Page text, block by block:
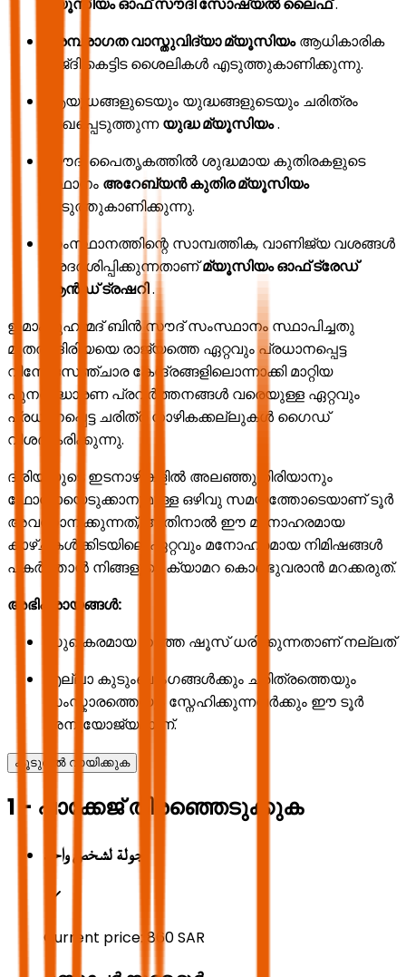
പരമ്പരാഗത വാസ്തുവിദ്യാ മ്യൂസിയംആധികാരിക
നജ്ദി കെട്ടിട ശൈലികൾ എടുത്തുകാണിക്കുന്നു.
ആയുധങ്ങളുടെയും യുദ്ധങ്ങളുടെയും ചരിത്രം
രേഖപ്പെടുത്തുന്നയുദ്ധ മ്യൂസിയം.
സൗദി പൈതൃകത്തിൽ ശുദ്ധമായ കുതിരകളുടെ
സ്ഥാനം അറേബ്യൻ കുതിര മ്യൂസിയം
എടുത്തുകാണിക്കുന്നു.
സംസ്ഥാനത്തിന്റെ സാമ്പത്തിക, വാണിജ്യ വശങ്ങൾ
പ്രദർശിപ്പിക്കുന്നതാണ്മ്യൂസിയം ഓഫ് ട്രേഡ്
ആൻഡ് ട്രഷറി.
ഇമാം മുഹമ്മദ് ബിൻ സൗദ് സംസ്ഥാനം സ്ഥാപിച്ചതു
മുതൽ ദിരിയയെ രാജ്യത്തെ ഏറ്റവും പ്രധാനപ്പെട്ട
വിനോദസഞ്ചാര കേന്ദ്രങ്ങളിലൊന്നാക്കി മാറ്റിയ
പുനരുദ്ധാരണ പ്രവർത്തനങ്ങൾ വരെയുള്ള ഏറ്റവും
പ്രധാനപ്പെട്ട ചരിത്ര നാഴികക്കല്ലുകൾ ഗൈഡ്
വിശദീകരിക്കുന്നു.
ദിരിയയുടെ ഇടനാഴികളിൽ അലഞ്ഞുതിരിയാനും
ഫോട്ടോയെടുക്കാനുമുള്ള ഒഴിവു സമയത്തോടെയാണ് ടൂർ
അവസാനിക്കുന്നത്, അതിനാൽ ഈ മനോഹരമായ
കാഴ്ചകൾക്കിടയിലെ ഏറ്റവും മനോഹരമായ നിമിഷങ്ങൾ
പകർത്താൻ നിങ്ങളുടെ ക്യാമറ കൊണ്ടുവരാൻ മറക്കരുത്.
അഭിപ്രായങ്ങൾ:
സുഖകരമായ നടത്ത ഷൂസ് ധരിക്കുന്നതാണ് നല്ലത്
എല്ലാ കുടുംബാംഗങ്ങൾക്കും ചരിത്രത്തെയും
സംസ്കാരത്തെയും സ്നേഹിക്കുന്നവർക്കും ഈ ടൂർ
അനുയോജ്യമാണ്.
കൂടുതൽ വായിക്കുക
1 - പാക്കേജ് തിരഞ്ഞെടുക്കുക
جولة لشخص واحد
Current price: 860SAR